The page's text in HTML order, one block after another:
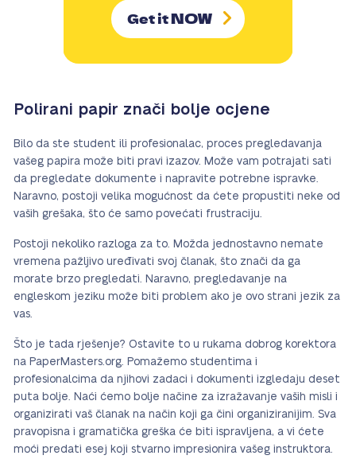
Get itNOW
Polirani papir znači bolje ocjene
Bilo da ste student ili profesionalac, proces pregledavanja
vašeg papira može biti pravi izazov. Može vam potrajati sati
da pregledate dokumente i napravite potrebne ispravke.
Naravno, postoji velika mogućnost da ćete propustiti neke od
vaših grešaka, što će samo povećati frustraciju.
Postoji nekoliko razloga za to. Možda jednostavno nemate
vremena pažljivo uređivati svoj članak, što znači da ga
morate brzo pregledati. Naravno, pregledavanje na
engleskom jeziku može biti problem ako je ovo strani jezik za
vas.
Što je tada rješenje? Ostavite to u rukama dobrog korektora
na PaperMasters.org. Pomažemo studentima i
profesionalcima da njihovi zadaci i dokumenti izgledaju deset
puta bolje. Naći ćemo bolje načine za izražavanje vaših misli i
organizirati vaš članak na način koji ga čini organiziranijim. Sva
pravopisna i gramatička greška će biti ispravljena, a vi ćete
moći predati esej koji stvarno impresionira vašeg instruktora.